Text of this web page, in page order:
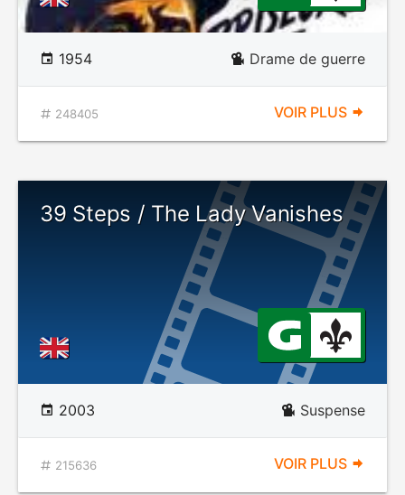
1954 Drame de guerre
248405 VOIR PLUS
39 Steps / The Lady Vanishes
2003 Suspense
215636 VOIR PLUS